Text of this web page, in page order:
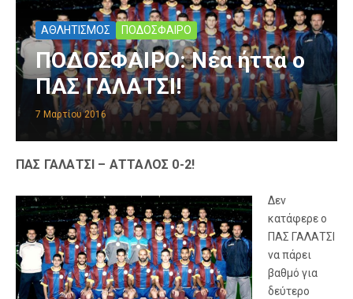
ΑΘΛΗΤΙΣΜΟΣ ΠΟΔΟΣΦΑΙΡΟ
ΠΟΔΟΣΦΑΙΡΟ: Νέα ήττα ο
ΠΑΣ ΓΑΛΑΤΣΙ!
7 Μαρτίου 2016
ΠΑΣ ΓΑΛΑΤΣΙ – ΑΤΤΑΛΟΣ 0-2!
Δεν
κατάφερε ο
ΠΑΣ ΓΑΛΑΤΣΙ
να πάρει
βαθμό για
δεύτερο